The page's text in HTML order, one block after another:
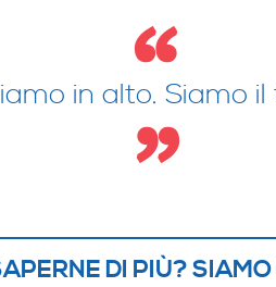
in alto. Siamo
DI PIÙ? SIAMO